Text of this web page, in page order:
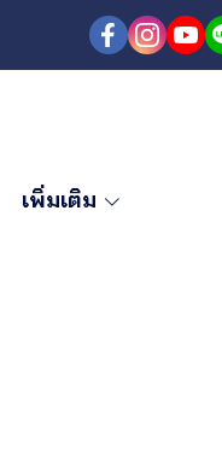
เพิ่มเติม